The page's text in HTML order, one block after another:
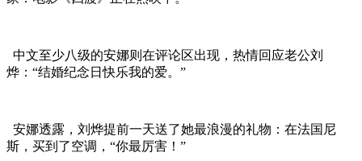
中文至少八级的安娜则在评论区出现，热情回应老公刘
烨：“结婚纪念日快乐我的爱。”
安娜透露，刘烨提前一天送了她最浪漫的礼物：在法国尼
斯，买到了空调，“你最厉害！”